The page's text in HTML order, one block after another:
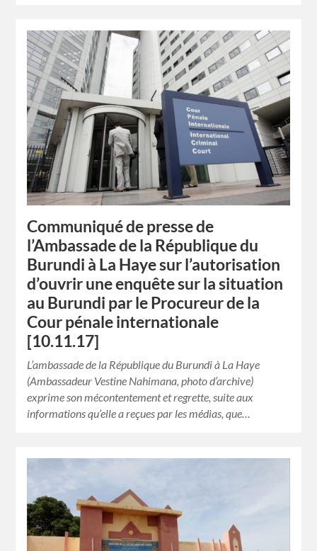
Communiqué de presse de
l’Ambassade de la République du
Burundi à La Haye sur l’autorisation
d’ouvrir une enquête sur la situation
au Burundi par le Procureur de la
Cour pénale internationale
[10.11.17]
L’ambassade de la République du Burundi à La Haye
(Ambassadeur Vestine Nahimana, photo d’archive)
exprime son mécontentement et regrette, suite aux
informations qu’elle a reçues par les médias, que…